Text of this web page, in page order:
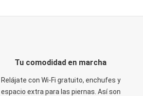
Tu comodidad en marcha
Relájate con Wi-Fi gratuito, enchufes y
espacio extra para las piernas. Así son